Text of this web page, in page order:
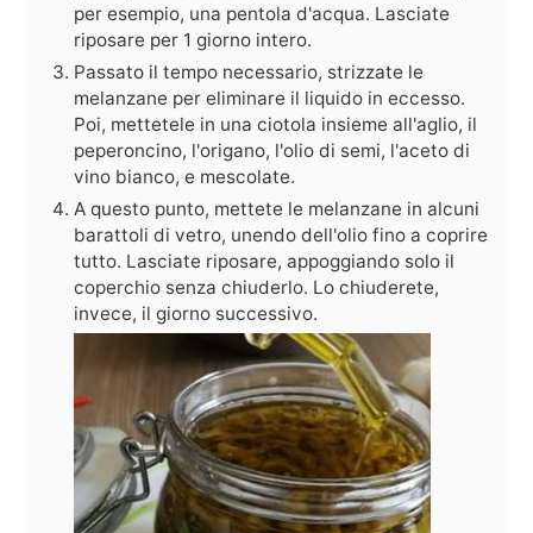
per esempio, una pentola d'acqua. Lasciate
riposare per 1 giorno intero.
Passato il tempo necessario, strizzate le
melanzane per eliminare il liquido in eccesso.
Poi, mettetele in una ciotola insieme all'aglio, il
peperoncino, l'origano, l'olio di semi, l'aceto di
vino bianco, e mescolate.
A questo punto, mettete le melanzane in alcuni
barattoli di vetro, unendo dell'olio fino a coprire
tutto. Lasciate riposare, appoggiando solo il
coperchio senza chiuderlo. Lo chiuderete,
invece, il giorno successivo.